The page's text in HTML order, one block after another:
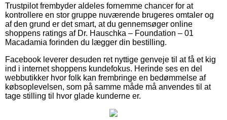
Trustpilot frembyder aldeles fornemme chancer for at
kontrollere en stor gruppe nuværende brugeres omtaler og
af den grund er det smart, at du gennemsøger online
shoppens ratings af Dr. Hauschka – Foundation – 01
Macadamia forinden du lægger din bestilling.
Facebook leverer desuden ret nyttige genveje til at få et kig
ind i internet shoppens kundefokus. Herinde ses en del
webbutikker hvor folk kan frembringe en bedømmelse af
købsoplevelsen, som på samme måde må anvendes til at
tage stilling til hvor glade kunderne er.